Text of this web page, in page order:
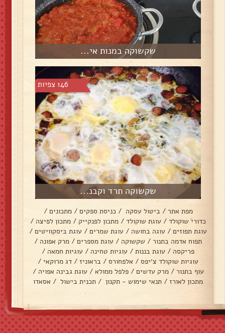
שקשוקה במנות אי...
146 צפיות
שקשוקה תרד וקבנ...
מפת אתר / ביטול עסקה / כניסת ספקים / מתכונים /
כדורי שוקולד / עוגת שוקולד / מתכון לפנקייק / מתכון לפיצה /
עוגת תפוזים / עוגה בחושה / עוגת שמרים / עוגת ביסקוויטים /
תפוח אדמה בתנור / שקשוקה / עוגת מספרים / מרק אפונה /
פריקסה / עוגת בננות / עוגיות טחינה / עוגיות חמאה /
עוגיות שוקולד צ׳יפס / אלפחורס / בראוניז / דג מרוקאי /
עוף בתנור / מרק עדשים / פלפל ממולא / עוגת גבינה אפויה /
מתכון לאורז / תנאי שימוש - תקנון / תכנית בישול / אסאדו